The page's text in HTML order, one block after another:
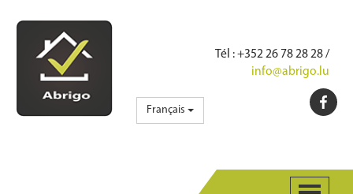
Tél : +352 26 78 28 28 /
info@abrigo.lu
Français